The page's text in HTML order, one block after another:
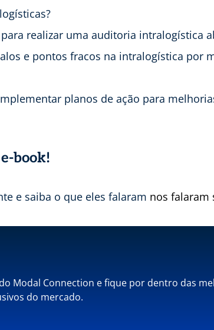
realizar uma auditoria intralogística
e pontos fracos na intralogística por
planos de ação para
book!
e saiba o que eles falaram nos falaram
Modal Connection e fique por dentro das
do mercado.